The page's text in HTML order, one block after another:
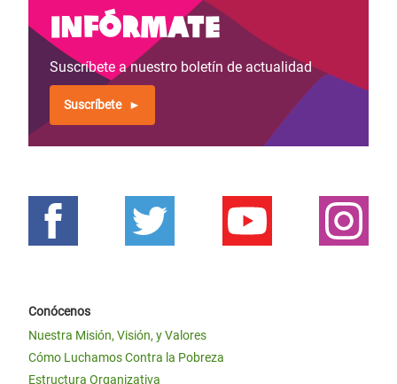
Infórmate
Suscríbete a nuestro boletín de actualidad
Suscríbete
Conócenos
Nuestra Misión, Visión, y Valores
Cómo Luchamos Contra la Pobreza
Estructura Organizativa